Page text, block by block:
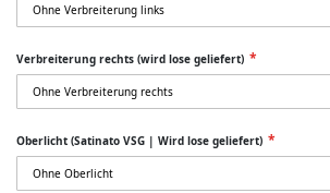
Verbreiterung rechts (wird lose geliefert)
Oberlicht (Satinato VSG | Wird lose geliefert)